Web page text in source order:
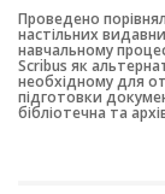
Проведено
настільних
навчальному
Scribus як
необхідному для
підготовки
бібліотечна та